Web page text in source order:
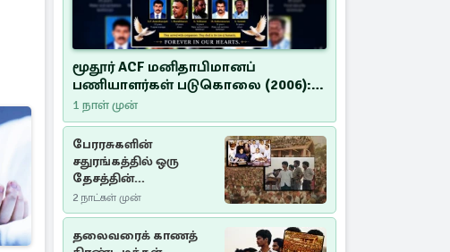
மூதூர் ACF மனிதாபிமானப்
பணியாளர்கள் படுகொலை (2006):
20 ஆண்டுகளாகியும் நீதி
மறுக்கப்பட்ட மனிதாபிமானப்
பேரவலம்
1 நாள் முன்
பேரரசுகளின்
சதுரங்கத்தில் ஒரு
தேசத்தின்
தீர்க்கதரிசனம் :
சுதுமலை பிரகடனம்
ஒரு வரலாற்றுப் பாடம்
2 நாட்கள் முன்
தலைவரைக் காணத்